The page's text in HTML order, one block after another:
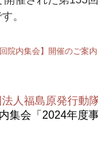
。
院内集会】開催のご案内
人福島原発行動
集会「2024年度